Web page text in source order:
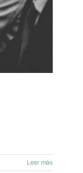
Leer más